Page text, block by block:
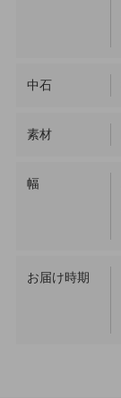
中石
素材
幅
お届け時期